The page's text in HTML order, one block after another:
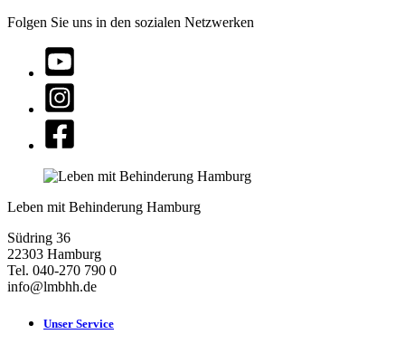
Folgen Sie uns in den sozialen Netzwerken
Leben mit Behinderung Hamburg
Südring 36
22303 Hamburg
Tel. 040-270 790 0
info@lmbhh.de
Unser Service